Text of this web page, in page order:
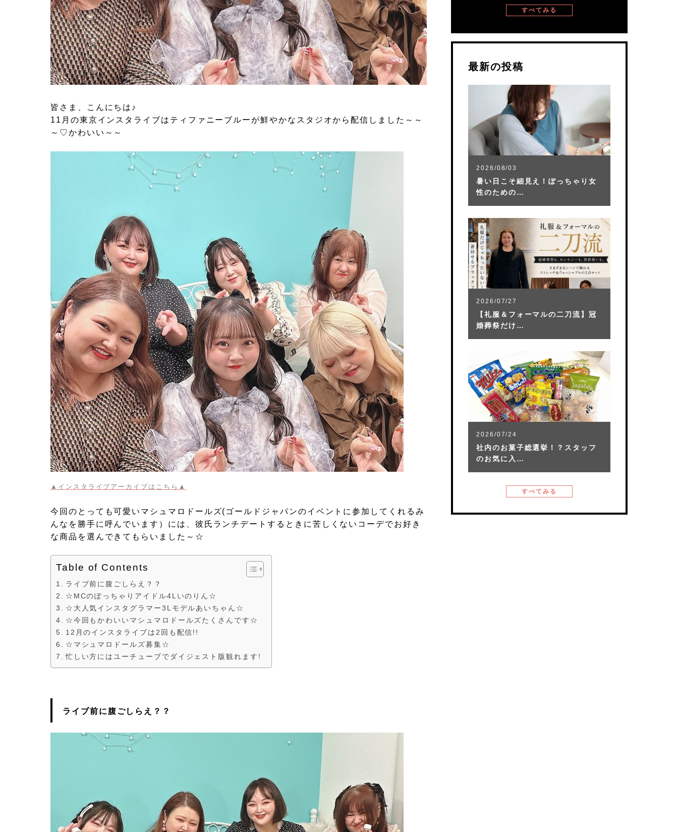
皆さま、こんにちは♪
11 月の東京インスタライブはティファニーブルーが鮮やかなスタジオから配信しました～～
～♡かわいい～～
▲インスタライブアーカイブはこちら▲
今回のとっても可愛いマシュマロドールズ(ゴールドジャパンのイベントに参加してくれるみ
んなを勝手に呼んでいます）には、彼氏ランチデートするときに苦しくないコーデでお好き
な商品を選んできてもらいました～☆
Table of Contents
ライブ前に腹ごしらえ？？
☆MCのぽっちゃりアイドル4Lいのりん☆
☆大人気インスタグラマー3Lモデルあいちゃん☆
☆今回もかわいいマシュマロドールズたくさんです☆
12月のインスタライブは2回も配信!!
☆マシュマロドールズ募集☆
忙しい方にはユーチューブでダイジェスト版観れます!
ライブ前に腹ごしらえ？？
すべてみる
最新の投稿
2026/08/03
暑い日こそ細見え！ぽっちゃり女
性のための…
2026/07/27
【礼服＆フォーマルの二刀流】冠
婚葬祭だけ…
2026/07/24
社内のお菓子総選挙！？スタッフ
のお気に入…
すべてみる